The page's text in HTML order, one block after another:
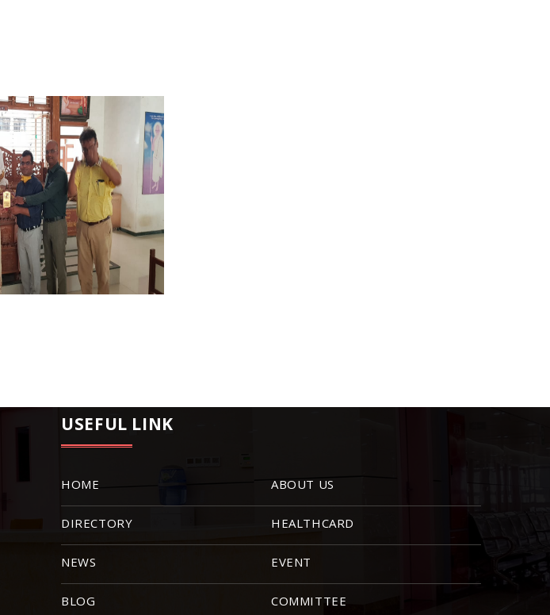
USEFUL LINK
HOME ABOUT US
DIRECTORY HEALTHCARD
NEWS EVENT
BLOG COMMITTEE